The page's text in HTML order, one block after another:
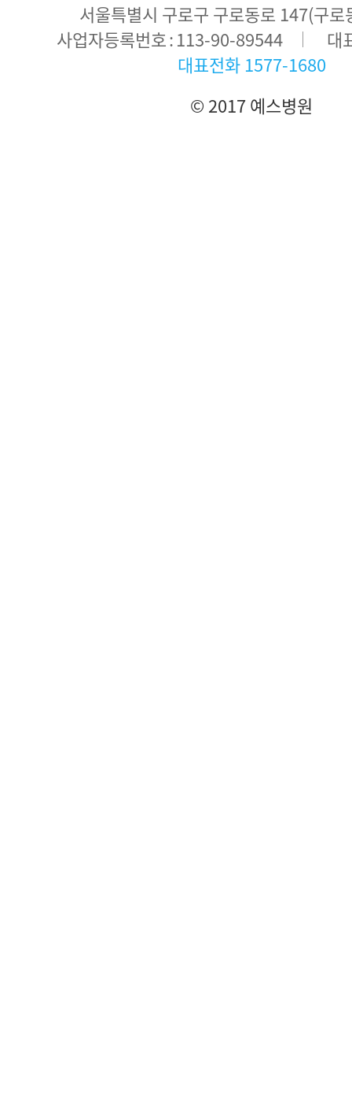
주
서울특별시 구로구 구로동로 147(구
사업자등록번호 113-90-89544
대
대표전화 1577-1680
© 2017 예스병원